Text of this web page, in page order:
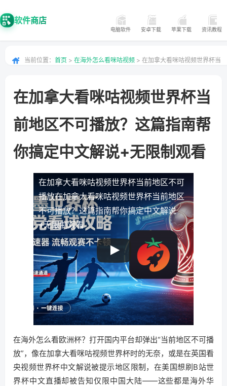
软件商店
电脑软件 安卓下载 苹果下载 资讯教程
当前位置： 首页 > 在海外怎么看咪咕视频 > 在加拿大看咪咕视频世界杯当
在加拿大看咪咕视频世界杯当
前地区不可播放？这篇指南帮
你搞定中文解说+无限制观看
在加拿大看咪咕视频世界杯当前地区不可
播放在加拿大看咪咕视频世界杯当前地区
不可播放？这篇指南帮你搞定中文解说
+无限制观看
在海外怎么看欧洲杯？打开国内平台却弹出“当前地区不可播
放”，像在加拿大看咪咕视频世界杯时的无奈，或是在英国看
央视频世界杯中文解说被提示地区限制，在美国想刷B站世
界杯中文直播却被告知仅限中国大陆——这些都是海外华